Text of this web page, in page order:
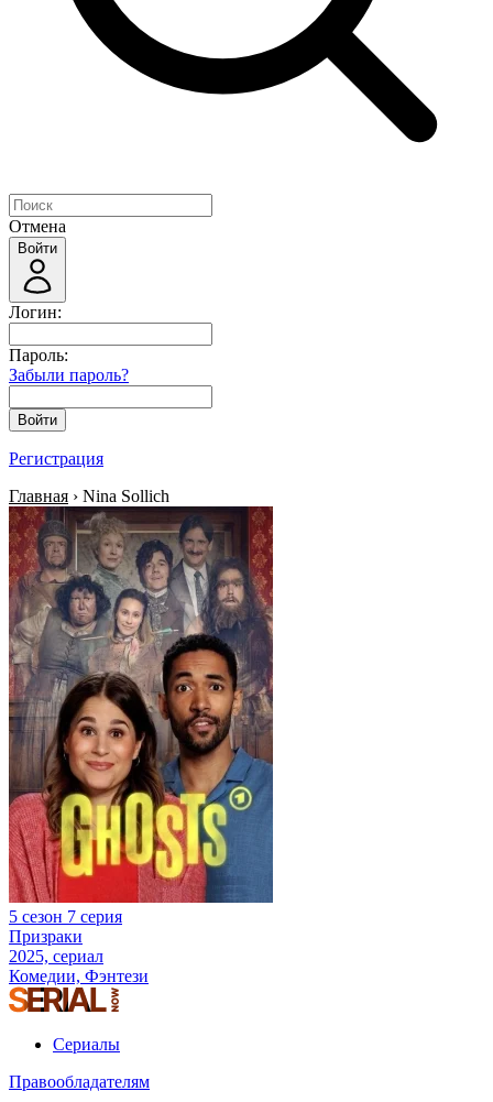
Отмена
Войти
Логин:
Пароль:
Забыли пароль?
Войти
Регистрация
Главная › Nina Sollich
5 сезон 7 серия
Призраки
2025, сериал
Комедии, Фэнтези
Сериалы
Правообладателям